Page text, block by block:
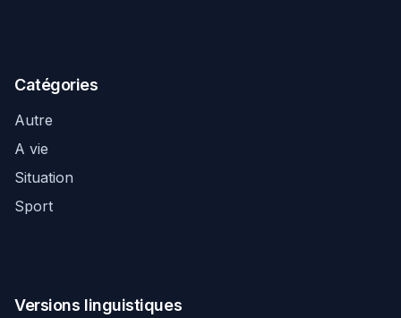
Catégories
Autre
A vie
Situation
Sport
Versions linguistiques